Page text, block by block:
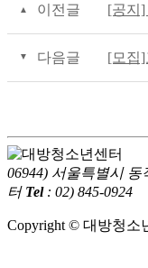
이전글
다음글
06944) 서울특별시
터 Tel : 02) 845-0924
Copyright © 대방청소